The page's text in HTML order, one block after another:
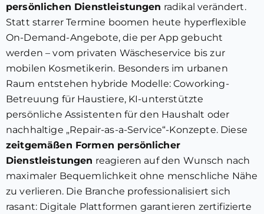
persönlichen Dienstleistungen radikal verändert.
Statt starrer Termine boomen heute hyperflexible
On-Demand-Angebote, die per App gebucht
werden – vom privaten Wäscheservice bis zur
mobilen Kosmetikerin. Besonders im urbanen
Raum entstehen hybride Modelle: Coworking-
Betreuung für Haustiere, KI-unterstützte
persönliche Assistenten für den Haushalt oder
nachhaltige „Repair-as-a-Service“-Konzepte. Diese
zeitgemäßen Formen persönlicher
Dienstleistungen reagieren auf den Wunsch nach
maximaler Bequemlichkeit ohne menschliche Nähe
zu verlieren. Die Branche professionalisiert sich
rasant: Digitale Plattformen garantieren zertifizierte